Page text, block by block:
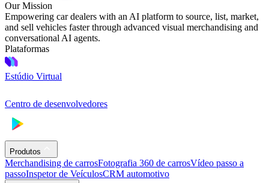
Our Mission
Empowering car dealers with an AI platform to source, list, market,
and sell vehicles faster through advanced visual merchandising and
conversational AI agents.
Plataformas
Estúdio Virtual
Centro de desenvolvedores
Produtos
Merchandising de carrosFotografia 360 de carrosVídeo passo a
passoInspetor de VeículosCRM automotivo